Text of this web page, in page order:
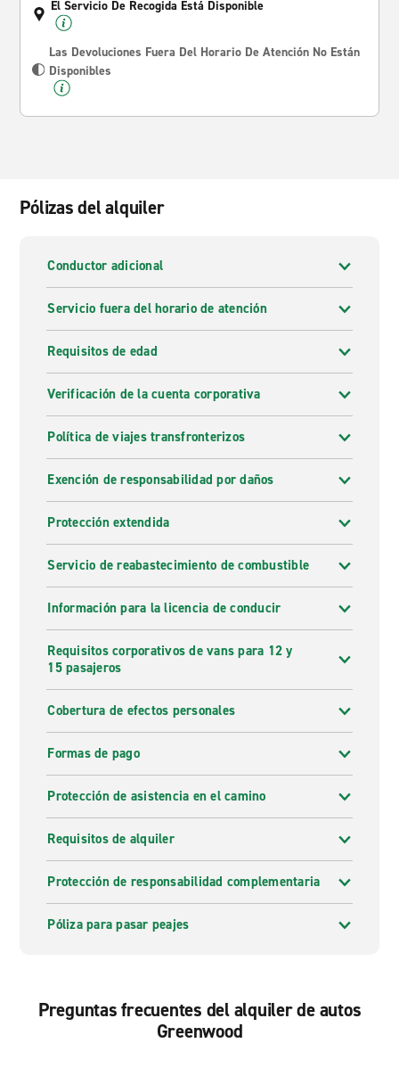
El Servicio De Recogida Está Disponible
Las Devoluciones Fuera Del Horario De Atención No Están
Disponibles
Pólizas del alquiler
Conductor adicional
Servicio fuera del horario de atención
Requisitos de edad
Verificación de la cuenta corporativa
Política de viajes transfronterizos
Exención de responsabilidad por daños
Protección extendida
Servicio de reabastecimiento de combustible
Información para la licencia de conducir
Requisitos corporativos de vans para 12 y
15 pasajeros
Cobertura de efectos personales
Formas de pago
Protección de asistencia en el camino
Requisitos de alquiler
Protección de responsabilidad complementaria
Póliza para pasar peajes
Preguntas frecuentes del alquiler de autos
Greenwood